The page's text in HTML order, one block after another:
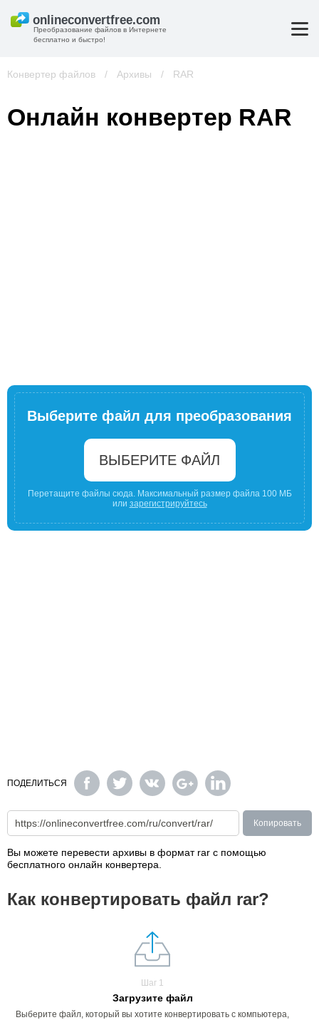
Преобразование файлов в Интернете
бесплатно и быстро!
Конвертер файлов / Архивы / RAR
Онлайн конвертер RAR
Выберите файл для преобразования
ВЫБЕРИТЕ ФАЙЛ
Перетащите файлы сюда. Максимальный размер файла 100 МБ
или зарегистрируйтесь
ПОДЕЛИТЬСЯ
Копировать
Вы можете перевести архивы в формат rar с помощью
бесплатного онлайн конвертера.
Как конвертировать файл rar?
Шаг 1
Загрузите файл
Выберите файл, который вы хотите конвертировать с компьютера,